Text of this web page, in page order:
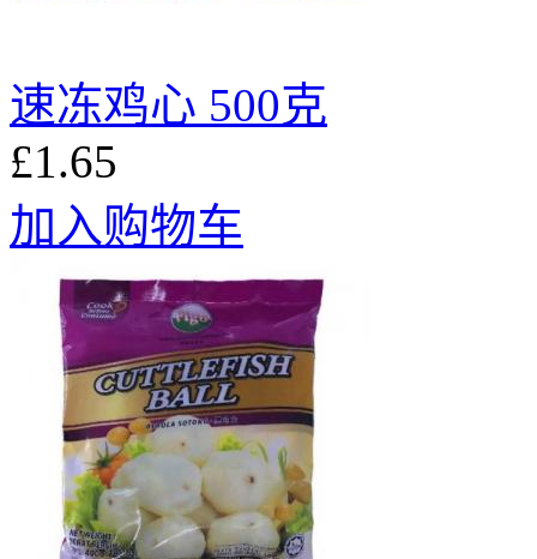
速冻鸡心 500克
£1.65
加入购物车